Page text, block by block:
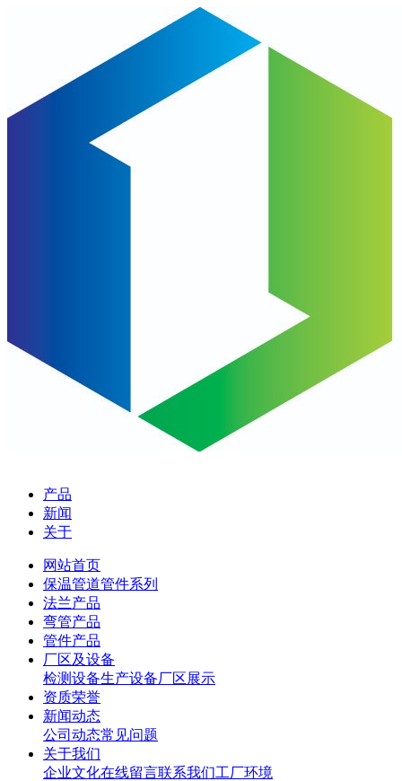
产品
新闻
关于
网站首页
保温管道管件系列
法兰产品
弯管产品
管件产品
厂区及设备
检测设备生产设备厂区展示
资质荣誉
新闻动态
公司动态常见问题
关于我们
企业文化在线留言联系我们工厂环境